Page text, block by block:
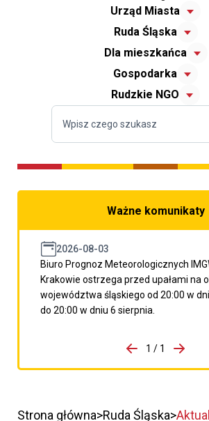
Urząd Miasta
Ruda Śląska
Dla mieszkańca
Gospodarka
Rudzkie NGO
Ważne komunikaty
2026-08-03
Biuro Prognoz Meteorologicznych
Krakowie ostrzega przed upałami na
województwa śląskiego od 20:00 w
do 20:00 w dniu 6 sierpnia.
porzpedniego komunikatu
1 / 1
Strona główna Ruda Śląska